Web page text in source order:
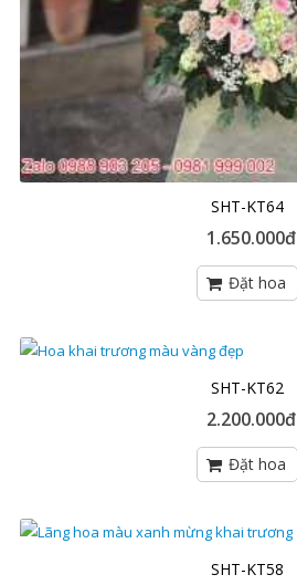
SHT-KT64
1.650.000đ
SHT-KT62
2.200.000đ
SHT-KT58